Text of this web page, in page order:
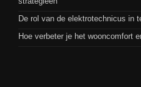
De rol van de elektrotechnicus in
Hoe verbeter je het wooncomfort